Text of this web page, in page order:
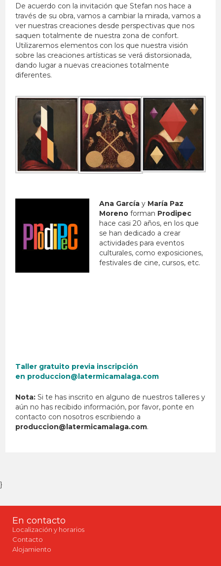
De acuerdo con la invitación que Stefan nos hace a
través de su obra, vamos a cambiar la mirada, vamos a
ver nuestras creaciones desde perspectivas que nos
saquen totalmente de nuestra zona de confort.
Utilizaremos elementos con los que nuestra visión
sobre las creaciones artísticas se verá distorsionada,
dando lugar a nuevas creaciones totalmente
diferentes.
Ana García y María Paz
Moreno forman Prodipec
hace casi 20 años, en los que
se han dedicado a crear
actividades para eventos
culturales, como exposiciones,
festivales de cine, cursos, etc.
Taller gratuito previa inscripción
en produccion@latermicamalaga.com
Nota: Si te has inscrito en alguno de nuestros talleres y
aún no has recibido información, por favor, ponte en
contacto con nosotros escribiendo a
produccion@latermicamalaga.com.
}
En contacto
Localización y horarios
Contacto
Alojamiento